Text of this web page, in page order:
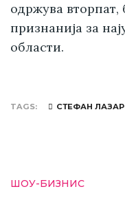
одржува вторпат,
признанија за
области.
TAGS СТЕФАН
ШОУ-БИЗНИС